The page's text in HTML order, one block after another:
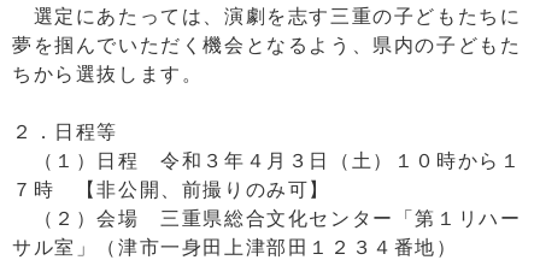
選定にあたっては、演劇を志す三重の子どもたちに
夢を掴んでいただく機会となるよう、県内の子どもた
ちから選抜します。
２．日程等
（１）日程 令和３年４月３日（土）１０時から１
７時 【非公開、前撮りのみ可】
（２）会場 三重県総合文化センター「第１リハー
サル室」（津市一身田上津部田１２３４番地）